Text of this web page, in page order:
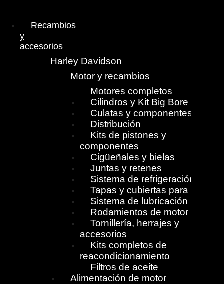
Menú
Recambios
y
accesorios
Harley Davidson
Motor y recambios
Motores completos
Cilindros y Kit Big Bore
Culatas y componentes
Distribución
Kits de pistones y
componentes
Cigüeñales y bielas
Juntas y retenes
Sistema de refrigeración
Tapas y cubiertas para motor
Sistema de lubricación
Rodamientos de motor
Tornillería, herrajes y
accesorios
Kits completos de
reacondicionamiento
Filtros de aceite
Alimentación de motor